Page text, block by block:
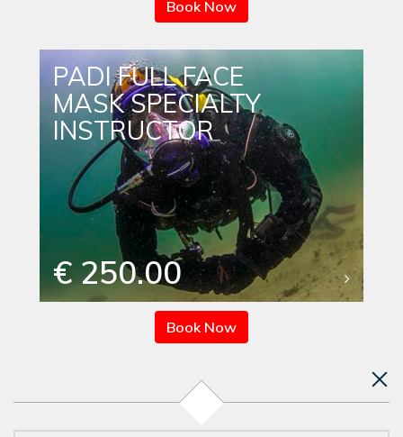
Book Now
PADI FULL FACE
MASK SPECIALTY
INSTRUCTOR
€ 250.00
Book Now